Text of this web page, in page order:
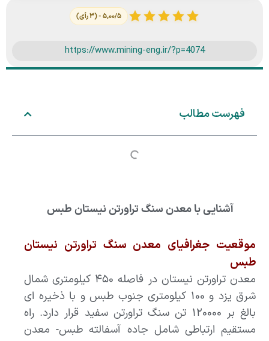
۵,۰۰/۵ - (۳ رأی)
https://www.mining-eng.ir/?p=4074
فهرست مطالب
آشنایی با معدن سنگ تراورتن نیستان طبس
موقعیت جغرافیای معدن سنگ تراورتن نیستان
طبس
معدن تراورتن نیستان در فاصله ۴۵۰ کیلومتری شمال
شرق یزد و ۱۰۰ کیلومتری جنوب طبس و با ذخیره ای
بالغ بر ۱۲۰۰۰۰ تن سنگ تراورتن سفید قرار دارد‌. راه
مستقیم ارتباطی شامل جاده آسفالته طبس- معدن